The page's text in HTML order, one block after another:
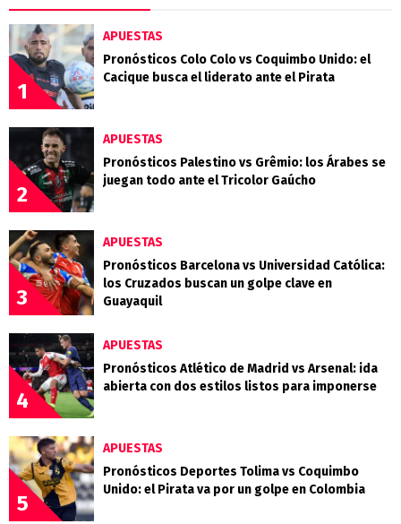
1
APUESTAS
Pronósticos Colo Colo vs Coquimbo Unido: el
Cacique busca el liderato ante el Pirata
2
APUESTAS
Pronósticos Palestino vs Grêmio: los Árabes se
juegan todo ante el Tricolor Gaúcho
3
APUESTAS
Pronósticos Barcelona vs Universidad Católica:
los Cruzados buscan un golpe clave en
Guayaquil
4
APUESTAS
Pronósticos Atlético de Madrid vs Arsenal: ida
abierta con dos estilos listos para imponerse
5
APUESTAS
Pronósticos Deportes Tolima vs Coquimbo
Unido: el Pirata va por un golpe en Colombia